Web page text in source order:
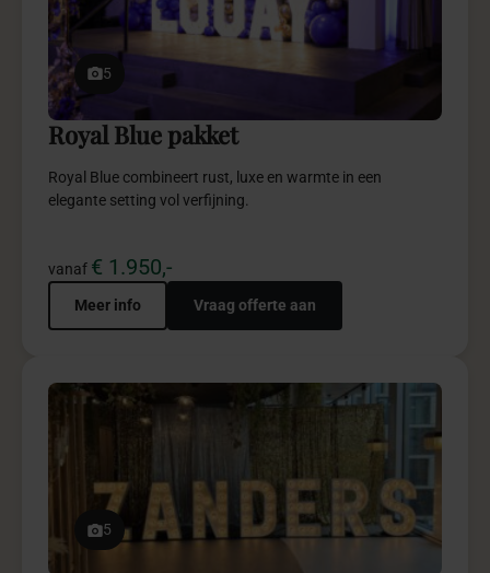
5
Royal Blue pakket
Royal Blue combineert rust, luxe en warmte in een
elegante setting vol verfijning.
vanaf € 1.950,-
Meer info Vraag offerte aan
5